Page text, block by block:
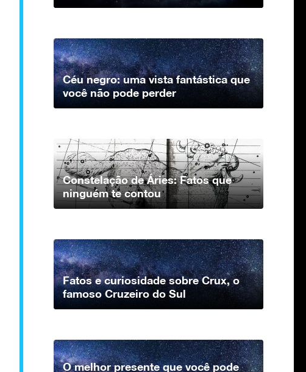
Céu negro: uma vista fantástica que
você não pode perder
Constelação de Áries: Fatos que
ninguém te contou
Fatos e curiosidade sobre Crux, o
famoso Cruzeiro do Sul
O melhor presente que você pode